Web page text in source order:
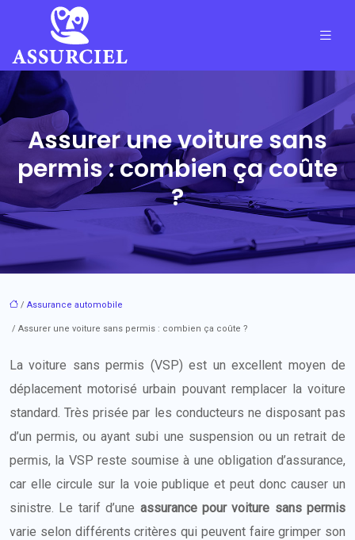
Assurer une voiture sans
permis : combien ça coûte
?
/ Assurance automobile
/ Assurer une voiture sans permis : combien ça coûte ?
La voiture sans permis (VSP) est un excellent moyen de
déplacement motorisé urbain pouvant remplacer la voiture
standard. Très prisée par les conducteurs ne disposant pas
d’un permis, ou ayant subi une suspension ou un retrait de
permis, la VSP reste soumise à une obligation d’assurance,
car elle circule sur la voie publique et peut donc causer un
sinistre. Le tarif d’une assurance pour voiture sans permis
varie selon différents critères qui peuvent faire grimper son